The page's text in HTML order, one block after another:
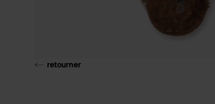
retourner